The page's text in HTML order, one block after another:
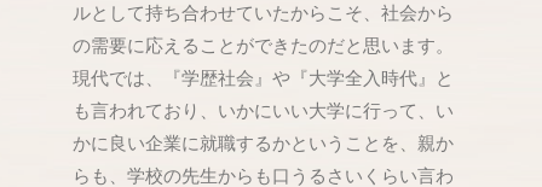
ルとして持ち合わせていたからこそ、社会から
の需要に応えることができたのだと思います。
現代では、『学歴社会』や『大学全入時代』と
も言われており、いかにいい大学に行って、い
かに良い企業に就職するかということを、親か
らも、学校の先生からも口うるさいくらい言わ